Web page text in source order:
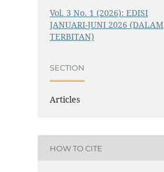
Vol. 3 No. 1 (2026): EDISI
JANUARI-JUNI 2026 (DALAM
TERBITAN)
SECTION
Articles
HOW TO CITE